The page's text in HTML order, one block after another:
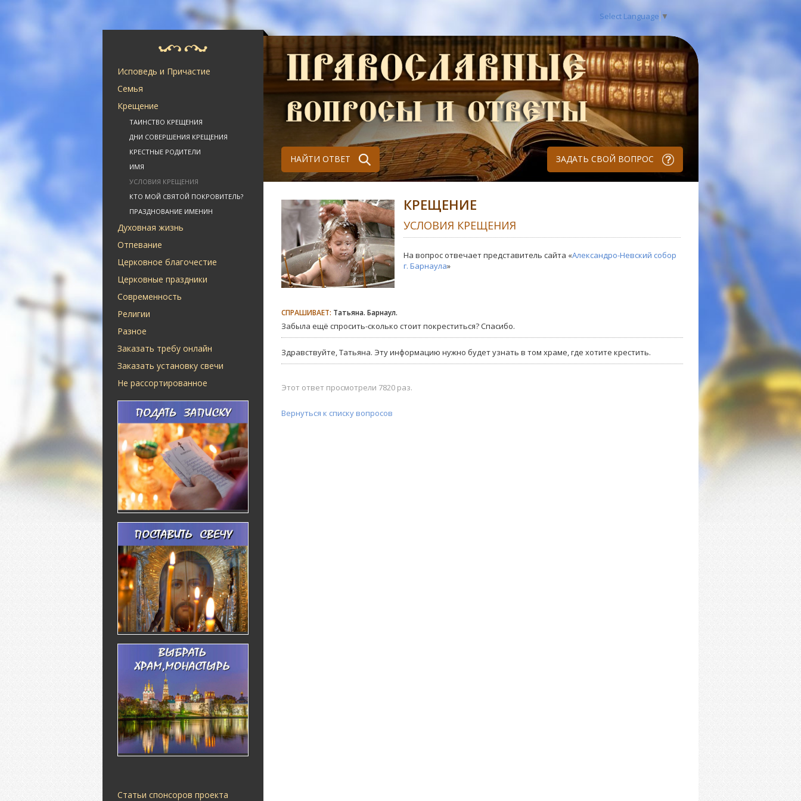
Select Language ▼
Исповедь и Причастие
Семья
Крещение
ТАИНСТВО КРЕЩЕНИЯ
ДНИ СОВЕРШЕНИЯ КРЕЩЕНИЯ
КРЕСТНЫЕ РОДИТЕЛИ
ИМЯ
УСЛОВИЯ КРЕЩЕНИЯ
КТО МОЙ СВЯТОЙ ПОКРОВИТЕЛЬ?
ПРАЗДНОВАНИЕ ИМЕНИН
Духовная жизнь
Отпевание
Церковное благочестие
Церковные праздники
Современность
Религии
Разное
Заказать требу онлайн
Заказать установку свечи
Не рассортированное
Статьи спонсоров проекта
НАЙТИ ОТВЕТ ЗАДАТЬ СВОЙ ВОПРОС
КРЕЩЕНИЕ
УСЛОВИЯ КРЕЩЕНИЯ
На вопрос отвечает представитель сайта «Александро-Невский собор
г. Барнаула»
СПРАШИВАЕТ: Татьяна. Барнаул.
Забыла ещё спросить-сколько стоит покреститься? Спасибо.
Здравствуйте, Татьяна. Эту информацию нужно будет узнать в том храме, где хотите крестить.
Этот ответ просмотрели 7820 раз.
Вернуться к списку вопросов